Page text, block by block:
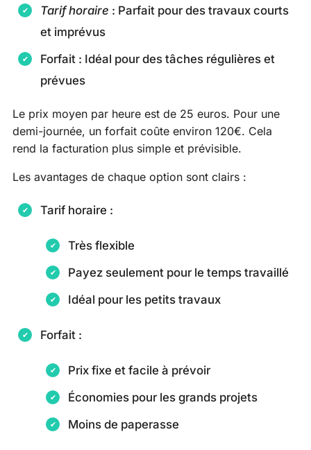
Tarif horaire : Parfait pour des travaux courts
et imprévus
Forfait : Idéal pour des tâches régulières et
prévues
Le prix moyen par heure est de 25 euros. Pour une
demi-journée, un forfait coûte environ 120€. Cela
rend la facturation plus simple et prévisible.
Les avantages de chaque option sont clairs :
Tarif horaire :
Très flexible
Payez seulement pour le temps travaillé
Idéal pour les petits travaux
Forfait :
Prix fixe et facile à prévoir
Économies pour les grands projets
Moins de paperasse